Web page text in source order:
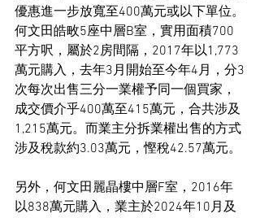
優惠進一步放寬至400萬元或以下單位。
何文田皓畋5座中層B室，實用面積700
平方呎，屬於2房間隔，2017年以1,773
萬元購入，去年3月開始至今年4月，分3
次每次出售三分一業權予同一個買家，
成交價介乎400萬至415萬元，合共涉及
1,215萬元。而業主分拆業權出售的方式
涉及稅款約3.03萬元，慳稅42.57萬元。
另外，何文田麗晶樓中層F室，2016年
以838萬元購入，業主於2024年10月及